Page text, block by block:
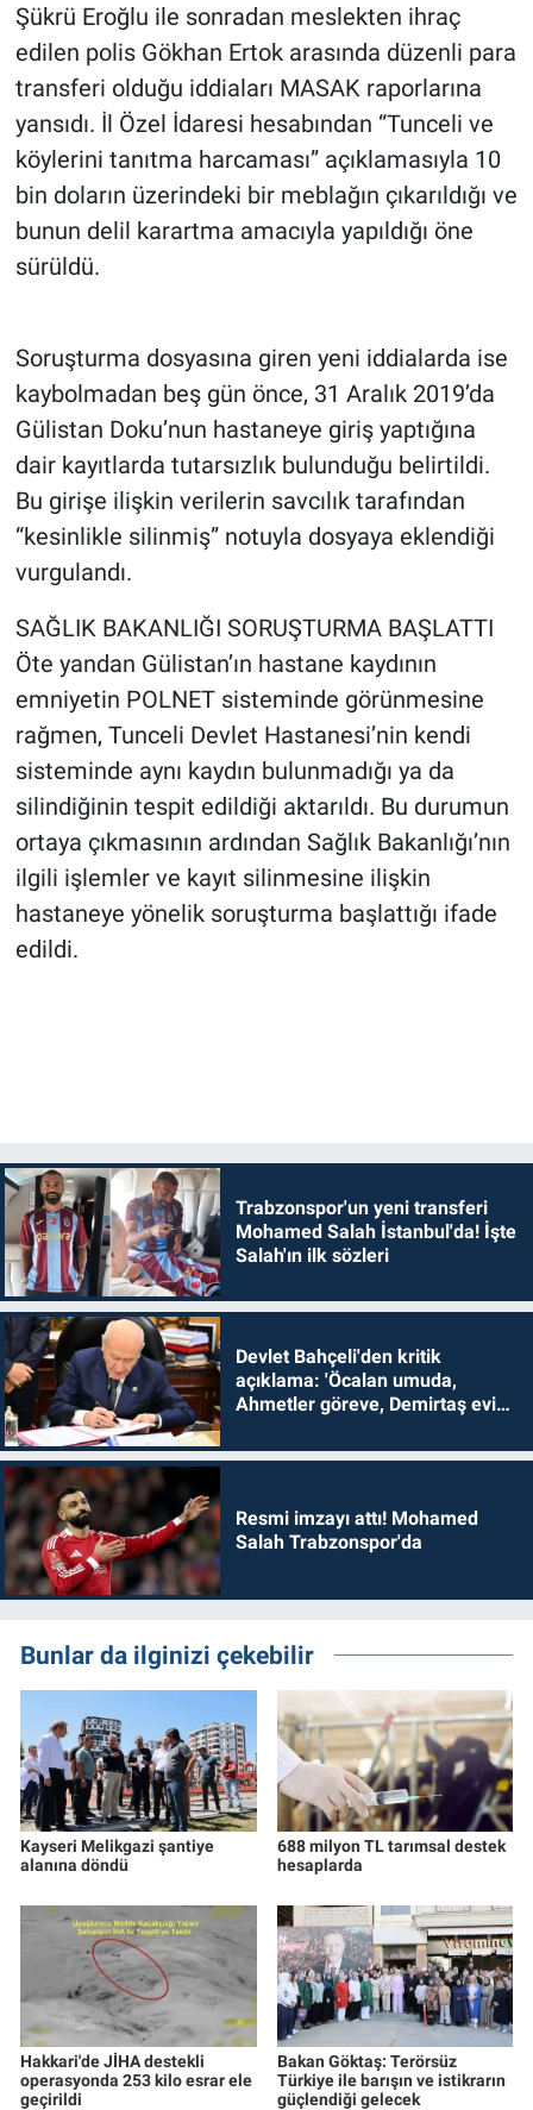
Şükrü Eroğlu ile sonradan meslekten ihraç
edilen polis Gökhan Ertok arasında düzenli para
transferi olduğu iddiaları MASAK raporlarına
yansıdı. İl Özel İdaresi hesabından “Tunceli ve
köylerini tanıtma harcaması” açıklamasıyla 10
bin doların üzerindeki bir meblağın çıkarıldığı ve
bunun delil karartma amacıyla yapıldığı öne
sürüldü.
Soruşturma dosyasına giren yeni iddialarda ise
kaybolmadan beş gün önce, 31 Aralık 2019’da
Gülistan Doku’nun hastaneye giriş yaptığına
dair kayıtlarda tutarsızlık bulunduğu belirtildi.
Bu girişe ilişkin verilerin savcılık tarafından
“kesinlikle silinmiş” notuyla dosyaya eklendiği
vurgulandı.
SAĞLIK BAKANLIĞI SORUŞTURMA BAŞLATTI
Öte yandan Gülistan’ın hastane kaydının
emniyetin POLNET sisteminde görünmesine
rağmen, Tunceli Devlet Hastanesi’nin kendi
sisteminde aynı kaydın bulunmadığı ya da
silindiğinin tespit edildiği aktarıldı. Bu durumun
ortaya çıkmasının ardından Sağlık Bakanlığı’nın
ilgili işlemler ve kayıt silinmesine ilişkin
hastaneye yönelik soruşturma başlattığı ifade
edildi.
Trabzonspor'un yeni transferi
Mohamed Salah İstanbul'da! İşte
Salah'ın ilk sözleri
Devlet Bahçeli'den kritik
açıklama: 'Öcalan umuda,
Ahmetler göreve, Demirtaş evine
Resmi imzayı attı! Mohamed
Salah Trabzonspor'da
Bunlar da ilginizi çekebilir
Kayseri Melikgazi şantiye
alanına döndü
688 milyon TL tarımsal destek
hesaplarda
Hakkari'de JİHA destekli
operasyonda 253 kilo esrar ele
geçirildi
Bakan Göktaş: Terörsüz
Türkiye ile barışın ve istikrarın
güçlendiği gelecek